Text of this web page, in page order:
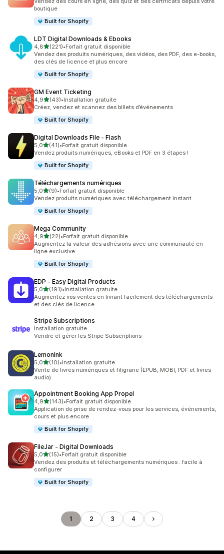
boutique
Built for Shopify
LDT Digital Downloads & Ebooks
4,8étoile(s) sur 5
(221)
221 avis au total
•Forfait gratuit disponible
Vendez des produits numériques, des vidéos, des PDF, des e-books,
des clés de licence et plus encore
Built for Shopify
GM Event Ticketing
4,9étoile(s) sur 5
(43)
43 avis au total
•Installation gratuite
Créez, vendez et scannez des billets d’événements
Built for Shopify
Digital Downloads File ‑ Flash
5,0étoile(s) sur 5
(41)
41 avis au total
•Forfait gratuit disponible
Vendez produits numériques, eBooks et PDF en 3 étapes !
Built for Shopify
Téléchargements numériques
5,0étoile(s) sur 5
(9)
9 avis au total
•Forfait gratuit disponible
Vendez produits numériques avec téléchargement instant
Built for Shopify
Mega Community
4,9étoile(s) sur 5
(22)
22 avis au total
•Forfait gratuit disponible
Augmentez la valeur des adhésions avec une communauté en
ligne exclusive
Built for Shopify
EDP ‑ Easy Digital Products
5,0étoile(s) sur 5
(191)
191 avis au total
•Installation gratuite
Augmentez vos ventes en livrant facilement des téléchargements
et des clés de licence
Stripe Subscriptions
Installation gratuite
Vendre et gérer les Stripe Subscriptions
LemonInk
5,0étoile(s) sur 5
(10)
10 avis au total
•Installation gratuite
Vente de livres numériques et filigrane (EPUB, MOBI, PDF et livres
audio)
Appointment Booking App Propel
4,9étoile(s) sur 5
(143)
143 avis au total
•Forfait gratuit disponible
Application de prise de rendez-vous pour les services, événements,
cours et plus encore
Built for Shopify
FileJar ‑ Digital Downloads
5,0étoile(s) sur 5
(15)
15 avis au total
•Forfait gratuit disponible
Vendez des produits et téléchargements numériques : facile à
configurer
Built for Shopify
1 2 3 4